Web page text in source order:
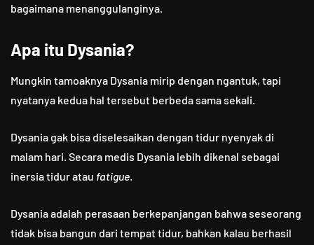
bagaimana menanggulanginya.
Apa itu Dysania?
Mungkin tamoaknya Dysania mirip dengan ngantuk, tapi
nyatanya kedua hal tersebut berbeda sama sekali.
Dysania gak bisa diselesaikan dengan tidur nyenyak di
malam hari. Secara medis Dysania lebih dikenal sebagai
inersia tidur atau fatigue.
Dysania adalah perasaan berkepanjangan bahwa seseorang
tidak bisa bangun dari tempat tidur, bahkan kalau berhasil